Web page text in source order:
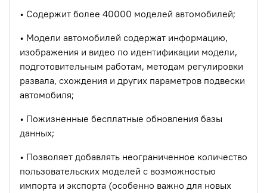
• Содержит более 40000 моделей автомобилей;
• Модели автомобилей содержат информацию,
изображения и видео по идентификации модели,
подготовительным работам, методам регулировки
развала, схождения и других параметров подвески
автомобиля;
• Пожизненные бесплатные обновления базы
данных;
• Позволяет добавлять неограниченное количество
пользовательских моделей с возможностью
импорта и экспорта (особенно важно для новых